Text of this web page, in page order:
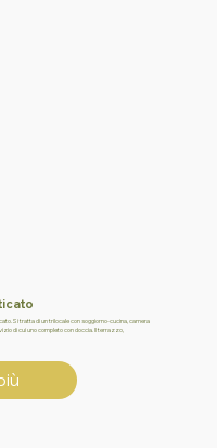
tratta di un trilocale con soggiorno-cucina, camera
di cui uno completo con doccia. Il terrazzo,